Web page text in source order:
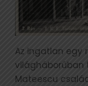
Az ingatlan egy
világháborúban
Mateescu